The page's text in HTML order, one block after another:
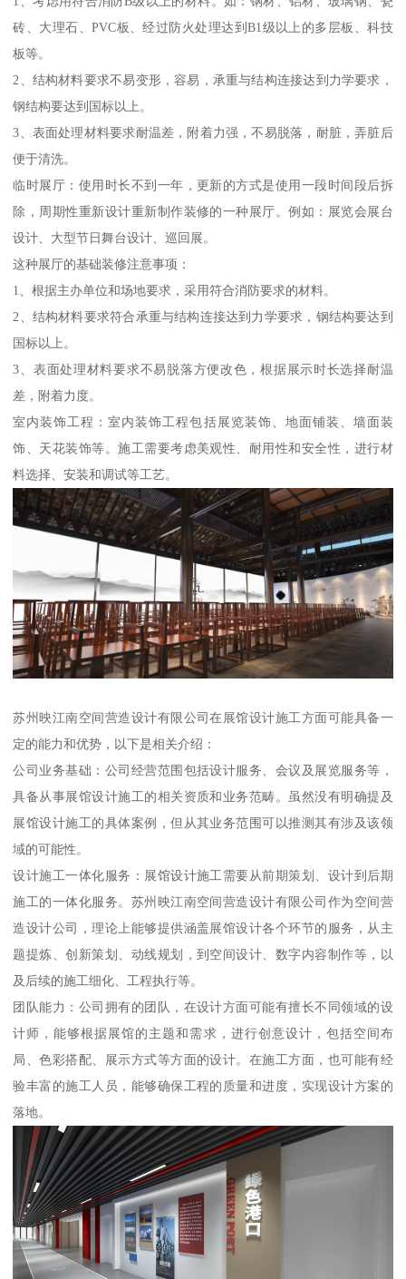
砖、大理石、PVC板、经过防火处理达到B1级以上的多层板、科技
板等。
2、结构材料要求不易变形，容易，承重与结构连接达到力学要求，
钢结构要达到国标以上。
3、表面处理材料要求耐温差，附着力强，不易脱落，耐脏，弄脏后
便于清洗。
临时展厅：使用时长不到一年，更新的方式是使用一段时间段后拆
除，周期性重新设计重新制作装修的一种展厅。例如：展览会展台
设计、大型节日舞台设计、巡回展。
这种展厅的基础装修注意事项：
1、根据主办单位和场地要求，采用符合消防要求的材料。
2、结构材料要求符合承重与结构连接达到力学要求，钢结构要达到
国标以上。
3、表面处理材料要求不易脱落方便改色，根据展示时长选择耐温
差，附着力度。
室内装饰工程：室内装饰工程包括展览装饰、地面铺装、墙面装
饰、天花装饰等。施工需要考虑美观性、耐用性和安全性，进行材
料选择、安装和调试等工艺。
苏州映江南空间营造设计有限公司在展馆设计施工方面可能具备一
定的能力和优势，以下是相关介绍：
公司业务基础：公司经营范围包括设计服务、会议及展览服务等，
具备从事展馆设计施工的相关资质和业务范畴。虽然没有明确提及
展馆设计施工的具体案例，但从其业务范围可以推测其有涉及该领
域的可能性。
设计施工一体化服务：展馆设计施工需要从前期策划、设计到后期
施工的一体化服务。苏州映江南空间营造设计有限公司作为空间营
造设计公司，理论上能够提供涵盖展馆设计各个环节的服务，从主
题提炼、创新策划、动线规划，到空间设计、数字内容制作等，以
及后续的施工细化、工程执行等。
团队能力：公司拥有的团队，在设计方面可能有擅长不同领域的设
计师，能够根据展馆的主题和需求，进行创意设计，包括空间布
局、色彩搭配、展示方式等方面的设计。在施工方面，也可能有经
验丰富的施工人员，能够确保工程的质量和进度，实现设计方案的
落地。